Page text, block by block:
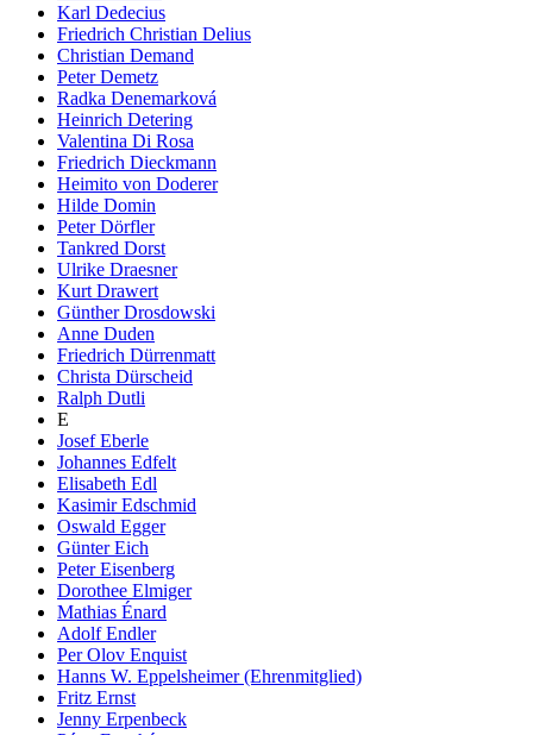
Karl Dedecius
Friedrich Christian Delius
Christian Demand
Peter Demetz
Radka Denemarková
Heinrich Detering
Valentina Di Rosa
Friedrich Dieckmann
Heimito von Doderer
Hilde Domin
Peter Dörfler
Tankred Dorst
Ulrike Draesner
Kurt Drawert
Günther Drosdowski
Anne Duden
Friedrich Dürrenmatt
Christa Dürscheid
Ralph Dutli
E
Josef Eberle
Johannes Edfelt
Elisabeth Edl
Kasimir Edschmid
Oswald Egger
Günter Eich
Peter Eisenberg
Dorothee Elmiger
Mathias Énard
Adolf Endler
Per Olov Enquist
Hanns W. Eppelsheimer (Ehrenmitglied)
Fritz Ernst
Jenny Erpenbeck